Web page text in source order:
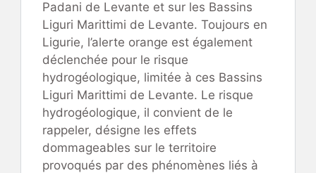
Padani de Levante et sur les Bassins
Liguri Marittimi de Levante. Toujours en
Ligurie, l’alerte orange est également
déclenchée pour le risque
hydrogéologique, limitée à ces Bassins
Liguri Marittimi de Levante. Le risque
hydrogéologique, il convient de le
rappeler, désigne les effets
dommageables sur le territoire
provoqués par des phénomènes liés à